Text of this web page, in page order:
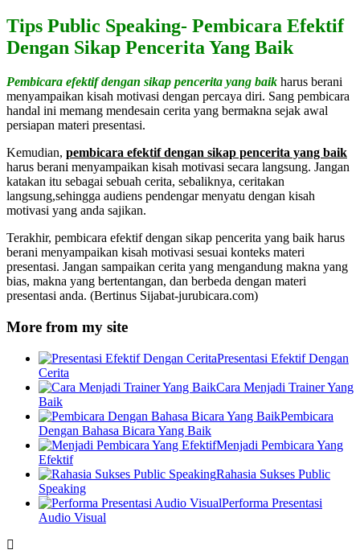
Tips Public Speaking- Pembicara Efektif
Dengan Sikap Pencerita Yang Baik
Pembicara efektif dengan sikap pencerita yang baik harus berani
menyampaikan kisah motivasi dengan percaya diri. Sang pembicara
handal ini memang mendesain cerita yang bermakna sejak awal
persiapan materi presentasi.
Kemudian, pembicara efektif dengan sikap pencerita yang baik
harus berani menyampaikan kisah motivasi secara langsung. Jangan
katakan itu sebagai sebuah cerita, sebaliknya, ceritakan
langsung,sehingga audiens pendengar menyatu dengan kisah
motivasi yang anda sajikan.
Terakhir, pembicara efektif dengan sikap pencerita yang baik harus
berani menyampaikan kisah motivasi sesuai konteks materi
presentasi. Jangan sampaikan cerita yang mengandung makna yang
bias, makna yang bertentangan, dan berbeda dengan materi
presentasi anda. (Bertinus Sijabat-jurubicara.com)
More from my site
Presentasi Efektif Dengan
Cerita
Cara Menjadi Trainer Yang
Baik
Pembicara
Dengan Bahasa Bicara Yang Baik
Menjadi Pembicara Yang
Efektif
Rahasia Sukses Public
Speaking
Performa Presentasi
Audio Visual